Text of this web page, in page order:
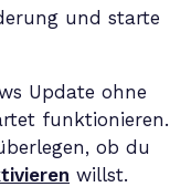
und starte
Update ohne
funktionieren.
ob du
willst.